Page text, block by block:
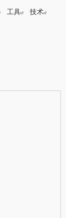
工具
技术